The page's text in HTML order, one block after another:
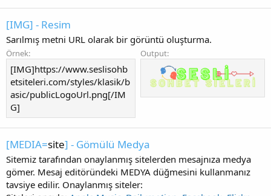
[IMG] - Resim
Sarılmış metni URL olarak bir görüntü oluşturma.
Örnek:
[IMG]https://www.seslisohb
etsiteleri.com/styles/klasik/b
asic/publicLogoUrl.png[/IM
G]
Output:
[MEDIA=site] - Gömülü Medya
Sitemiz tarafından onaylanmış sitelerden mesajnıza medya
gömer. Mesaj editöründeki MEDYA düğmesini kullanmanız
tavsiye edilir. Onaylanmış siteler: